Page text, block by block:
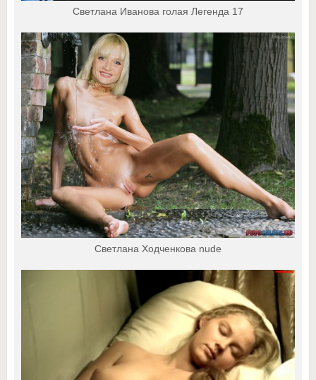
Светлана Иванова голая Легенда 17
Светлана Ходченкова nude